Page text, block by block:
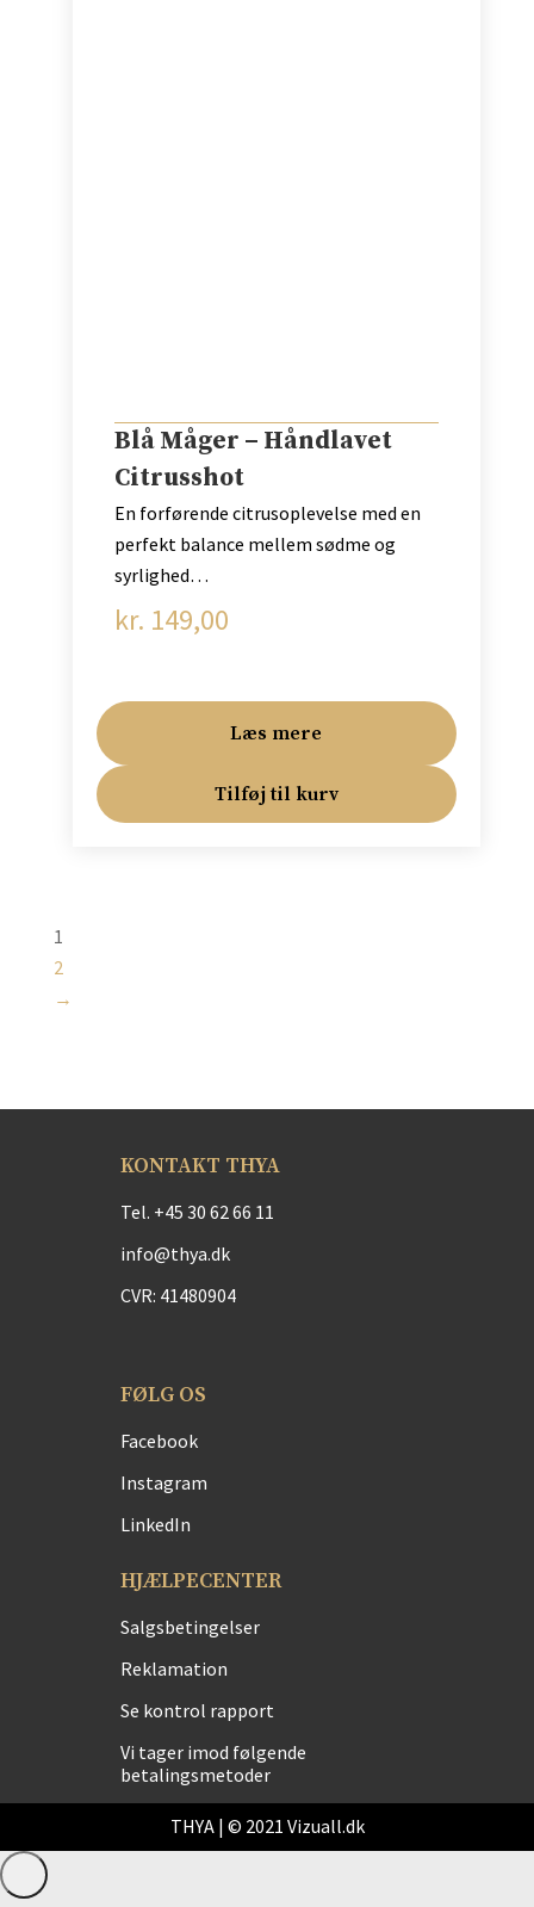
Blå Måger – Håndlavet
Citrusshot
En forførende citrusoplevelse med en
perfekt balance mellem sødme og
syrlighed…
kr. 149,00
Læs mere
Tilføj til kurv
1
2
→
KONTAKT THYA
Tel. +45 30 62 66 11
info@thya.dk
CVR: 41480904
FØLG OS
Facebook
Instagram
LinkedIn
HJÆLPECENTER
Salgsbetingelser
Reklamation
Se kontrol rapport
Vi tager imod følgende
betalingsmetoder
THYA | © 2021 Vizuall.dk